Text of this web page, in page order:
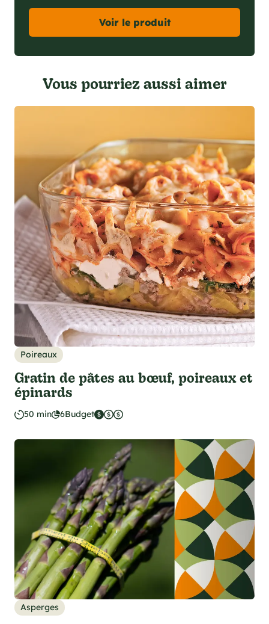
Voir le produit
Vous pourriez aussi aimer
Poireaux
Gratin de pâtes au bœuf, poireaux et
épinards
50 min 6Budget
Asperges